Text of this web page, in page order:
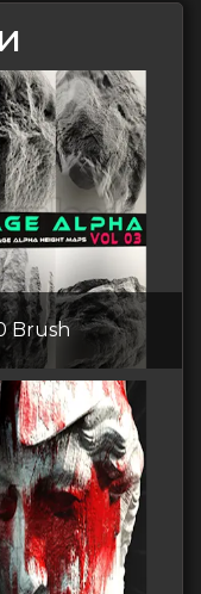
Brush